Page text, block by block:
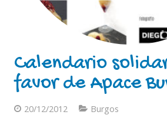
Calendario
favor de Apace
20/12/2012 Burgos